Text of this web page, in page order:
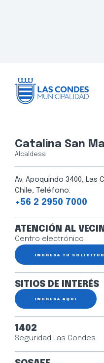
Catalina San
Alcaldesa
Av. Apoquindo 3400, Las
Chile, Teléfono:
+56 2 2950 7000
ATENCIÓN AL
Centro electrónico
INGRESA TU SOLICITUD
SITIOS DE INTERÉS
INGRESA AQUÍ
1402
Seguridad Las Condes